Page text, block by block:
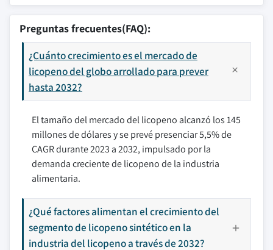
Preguntas frecuentes(FAQ):
¿Cuánto crecimiento es el mercado de
licopeno del globo arrollado para prever
hasta 2032?
El tamaño del mercado del licopeno alcanzó los 145
millones de dólares y se prevé presenciar 5,5% de
CAGR durante 2023 a 2032, impulsado por la
demanda creciente de licopeno de la industria
alimentaria.
¿Qué factores alimentan el crecimiento del
segmento de licopeno sintético en la
industria del licopeno a través de 2032?